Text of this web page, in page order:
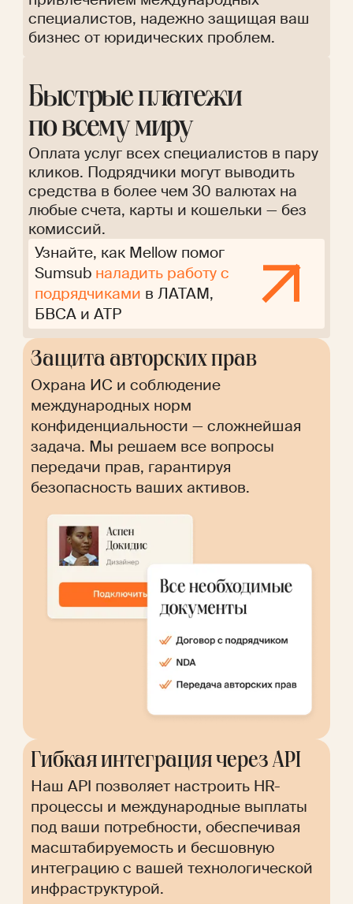
специалистов, надежно защищая ваш
бизнес от юридических проблем.
Быстрые платежи
по всему миру
Оплата услуг всех специалистов в пару
кликов. Подрядчики могут выводить
средства в более чем 30 валютах на
любые счета, карты и кошельки — без
комиссий.
Узнайте, как Mellow помог
Sumsub наладить работу с
подрядчиками в ЛАТАМ,
БВСА и АТР
Защита авторских прав
Охрана ИС и соблюдение
международных норм
конфиденциальности — сложнейшая
задача. Мы решаем все вопросы
передачи прав, гарантируя
безопасность ваших активов.
Гибкая интеграция через API
Наш API позволяет настроить HR-
процессы и международные выплаты
под ваши потребности, обеспечивая
масштабируемость и бесшовную
интеграцию с вашей технологической
инфраструктурой.